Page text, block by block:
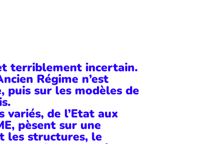
terriblement incertain.
Régime n’est
puis sur les modèles de
variés, de l’Etat aux
pèsent sur une
les structures, le